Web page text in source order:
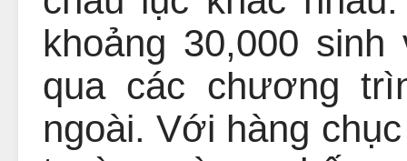
khoảng 30,000
qua các chương
ngoài. Với hàng